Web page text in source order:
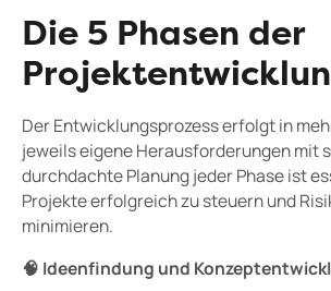
Die 5 Phasen der
Der Entwicklungsprozess erfolgt in
jeweils eigene Herausforderungen mit
durchdachte Planung jeder Phase ist
Projekte erfolgreich zu steuern und
minimieren.
🧠 Ideenfindung und